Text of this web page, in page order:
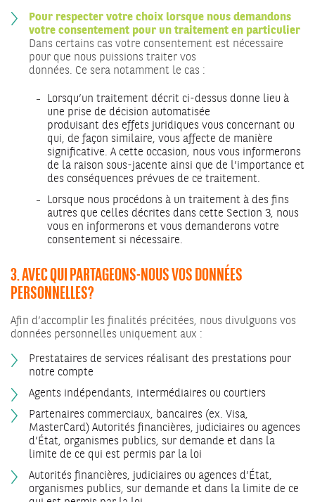
Pour respecter votre choix lorsque nous demandons
votre consentement pour un traitement en particulier
Dans certains cas votre consentement est nécessaire
pour que nous puissions traiter vos
données. Ce sera notamment le cas :
Lorsqu’un traitement décrit ci-dessus donne lieu à
une prise de décision automatisée
produisant des effets juridiques vous concernant ou
qui, de façon similaire, vous affecte de manière
significative. A cette occasion, nous vous informerons
de la raison sous-jacente ainsi que de l’importance et
des conséquences prévues de ce traitement.
Lorsque nous procédons à un traitement à des fins
autres que celles décrites dans cette Section 3, nous
vous en informerons et vous demanderons votre
consentement si nécessaire.
3. AVEC QUI PARTAGEONS-NOUS VOS DONNÉES
PERSONNELLES?
Afin d’accomplir les finalités précitées, nous divulguons vos
données personnelles uniquement aux :
Prestataires de services réalisant des prestations pour
notre compte
Agents indépendants, intermédiaires ou courtiers
Partenaires commerciaux, bancaires (ex. Visa,
MasterCard) Autorités financières, judiciaires ou agences
d’État, organismes publics, sur demande et dans la
limite de ce qui est permis par la loi
Autorités financières, judiciaires ou agences d’État,
organismes publics, sur demande et dans la limite de ce